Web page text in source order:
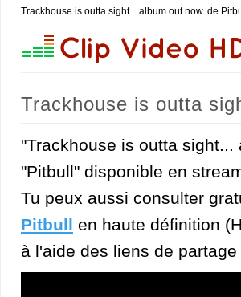
Trackhouse is outta sight... album out now. de
Trackhouse is outta
"Trackhouse is outta
"Pitbull" disponible en
Tu peux aussi consulter
Pitbull en haute définition
à l'aide des liens de